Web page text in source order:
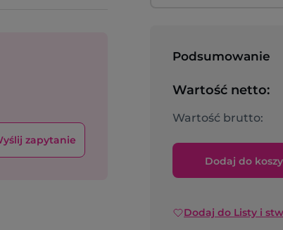
zapytanie
Podsumowanie
Wartość netto:
Wartość brutto:
Dodaj do
Dodaj do Listy i